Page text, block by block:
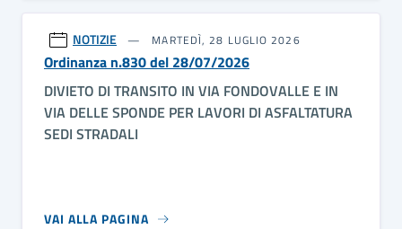
NOTIZIE MARTEDÌ, 28 LUGLIO 2026
Ordinanza n.830 del 28/07/2026
DIVIETO DI TRANSITO IN VIA FONDOVALLE E IN
VIA DELLE SPONDE PER LAVORI DI ASFALTATURA
SEDI STRADALI
VAI ALLA PAGINA